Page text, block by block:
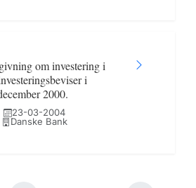
om investering i
i
2000.
23-03-2004
Danske Bank